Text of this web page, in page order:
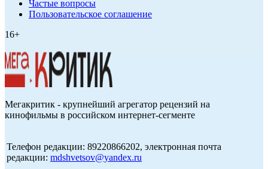
Частые вопросы
Пользовательское соглашение
16+
Мегакритик - крупнейший агрегатор рецензий на
кинофильмы в российском интернет-сегменте
Телефон редакции: 89220866202, электронная почта
редакции: mdshvetsov@yandex.ru